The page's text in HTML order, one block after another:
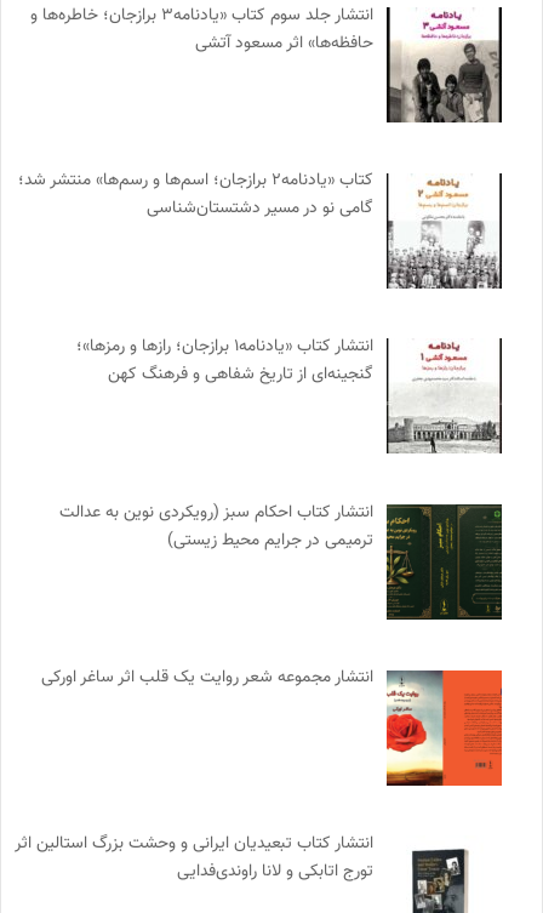
انتشار جلد سوم کتاب «یادنامه۳ برازجان؛ خاطره‌ها و
حافظه‌ها» اثر مسعود آتشی
کتاب «یادنامه۲ برازجان؛ اسم‌ها و رسم‌ها» منتشر شد؛
گامی نو در مسیر دشتستان‌شناسی
انتشار کتاب «یادنامه۱ برازجان؛ رازها و رمزها»؛
گنجینه‌ای از تاریخ شفاهی و فرهنگ کهن
انتشار کتاب احکام سبز (رویکردی نوین به عدالت
ترمیمی در جرایم محیط‌ زیستی)
انتشار مجموعه شعر روایت یک قلب اثر ساغر اورکی
انتشار کتاب تبعیدیان ایرانی و وحشت بزرگ استالین اثر
تورج اتابکی و لانا راوندی‌فدایی